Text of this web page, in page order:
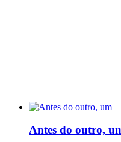
Antes do outro,